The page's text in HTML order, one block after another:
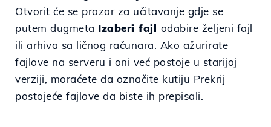
Otvorit će se prozor za učitavanje gdje se
putem dugmeta Izaberi fajl odabire željeni fajl
ili arhiva sa ličnog računara. Ako ažurirate
fajlove na serveru i oni već postoje u starijoj
verziji, moraćete da označite kutiju Prekrij
postojeće fajlove da biste ih prepisali.